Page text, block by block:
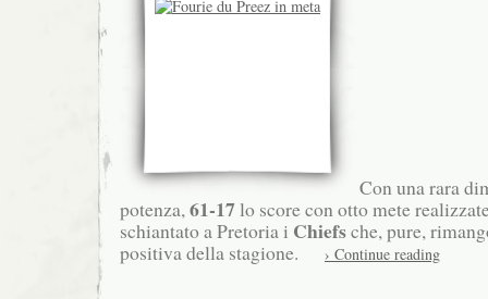
Con una rara
potenza, 61-17lo score con otto mete
schiantato a Pretoria i Chiefsche, pure,
positiva della stagione.
› Continue reading